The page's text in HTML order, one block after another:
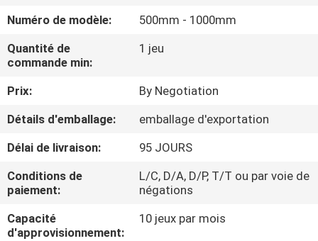
VISITE
D'USINE
CONTRÔLE
DE
QUALITÉ
CONTACTEZ-
NOUS
Numéro de modèle:
500mm - 1000mm
Quantité de
commande min:
1 jeu
Prix:
By Negotiation
Détails d'emballage:
emballage d'exportation
Délai de livraison:
95 JOURS
Conditions de
paiement:
L/C, D/A, D/P, T/T ou par voie de
négations
Capacité
d'approvisionnement:
10 jeux par mois